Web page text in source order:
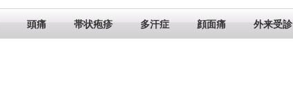
頭痛 帯状疱疹 多汗症 顔面痛 外来受診